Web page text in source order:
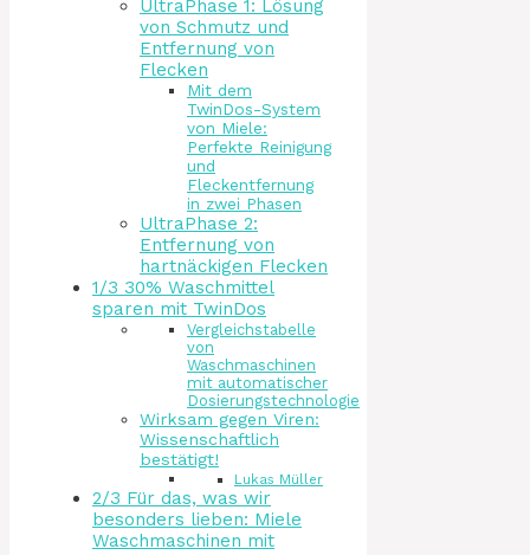
UltraPhase 1: Lösung
von Schmutz und
Entfernung von
Flecken
Mit dem
TwinDos-System
von Miele:
Perfekte Reinigung
und
Fleckentfernung
in zwei Phasen
UltraPhase 2:
Entfernung von
hartnäckigen Flecken
1/3 30% Waschmittel
sparen mit TwinDos
Vergleichstabelle
von
Waschmaschinen
mit automatischer
Dosierungstechnologie
Wirksam gegen Viren:
Wissenschaftlich
bestätigt!
Lukas Müller
2/3 Für das, was wir
besonders lieben: Miele
Waschmaschinen mit